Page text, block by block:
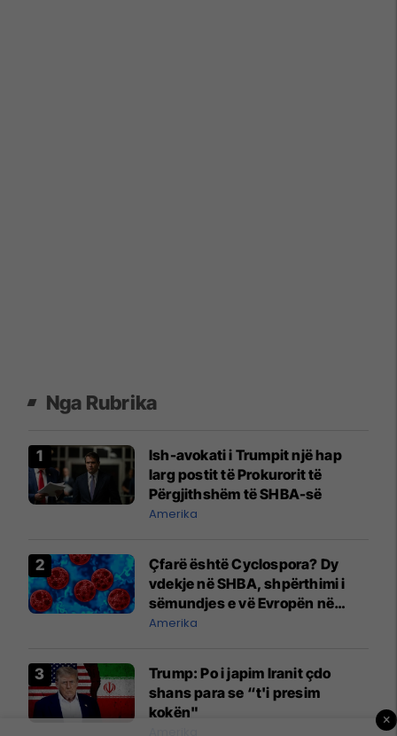
Nga Rubrika
Ish-avokati i Trumpit një hap
larg postit të Prokurorit të
Përgjithshëm të SHBA-së
Amerika
Çfarë është Cyclospora? Dy
vdekje në SHBA, shpërthimi i
sëmundjes e vë Evropën në
gatishmëri
Amerika
Trump: Po i japim Iranit çdo
shans para se “t'i presim
kokën"
×